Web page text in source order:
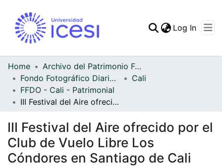
Statistics
Log In
Home
Archivo del Patrimonio Fotográfico y Fílmico del Valle del Cauca
Fondo Fotográfico Diario Occidente
Cali
FFDO - Cali - Patrimonial
III Festival del Aire ofrecido por el Club de Vuelo Libre Los Cóndores en Santiago de Cali
III Festival del Aire ofrecido por el
Club de Vuelo Libre Los
Cóndores en Santiago de Cali